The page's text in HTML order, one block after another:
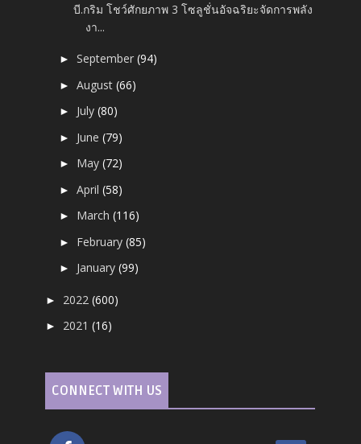
บี.กริม โชว์ศักยภาพ 3 โซลูชั่นอัจฉริยะจัดการพลัง
งา...
►September(94)
►August(66)
► July(80)
► June(79)
► May(72)
►April(58)
► March(116)
► February(85)
► January(99)
► 2022(600)
► 2021(16)
CONNECT WITH US